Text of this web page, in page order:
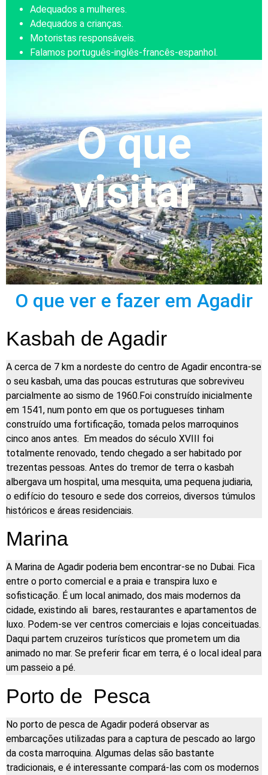
Adequados a mulheres.
Adequados a crianças.
Motoristas responsáveis.
Falamos português-inglês-francês-espanhol.
O que
visitar
O que ver e fazer em Agadir
Kasbah de Agadir
A cerca de 7 km a nordeste do centro de Agadir encontra-se
o seu kasbah, uma das poucas estruturas que sobreviveu
parcialmente ao sismo de 1960.Foi construído inicialmente
em 1541, num ponto em que os portugueses tinham
construído uma fortificação, tomada pelos marroquinos
cinco anos antes. Em meados do século XVIII foi
totalmente renovado, tendo chegado a ser habitado por
trezentas pessoas. Antes do tremor de terra o kasbah
albergava um hospital, uma mesquita, uma pequena judiaria,
o edifício do tesouro e sede dos correios, diversos túmulos
históricos e áreas residenciais.
Marina
A Marina de Agadir poderia bem encontrar-se no Dubai. Fica
entre o porto comercial e a praia e transpira luxo e
sofisticação. É um local animado, dos mais modernos da
cidade, existindo ali bares, restaurantes e apartamentos de
luxo. Podem-se ver centros comerciais e lojas conceituadas.
Daqui partem cruzeiros turísticos que prometem um dia
animado no mar. Se preferir ficar em terra, é o local ideal para
um passeio a pé.
Porto de Pesca
No porto de pesca de Agadir poderá observar as
embarcações utilizadas para a captura de pescado ao largo
da costa marroquina. Algumas delas são bastante
tradicionais, e é interessante compará-las com os modernos